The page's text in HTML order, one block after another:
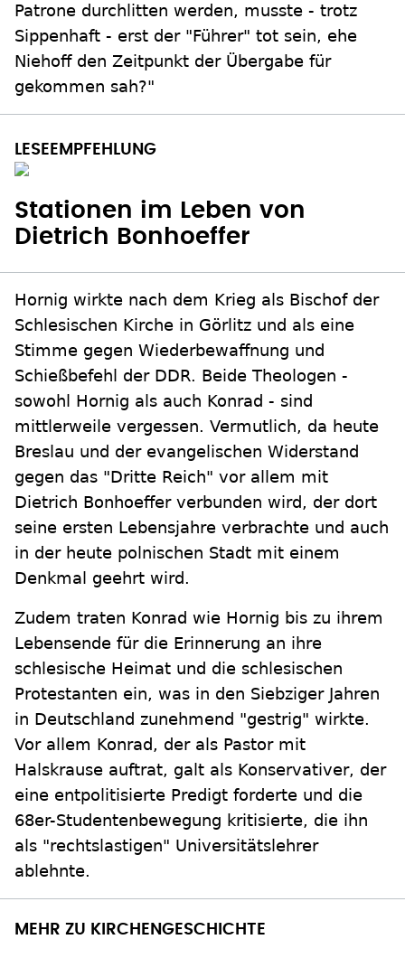
Patrone durchlitten werden, musste - trotz
Sippenhaft - erst der "Führer" tot sein, ehe
Niehoff den Zeitpunkt der Übergabe für
gekommen sah?"
Stationen im Leben von
Dietrich Bonhoeffer
Hornig wirkte nach dem Krieg als Bischof der
Schlesischen Kirche in Görlitz und als eine
Stimme gegen Wiederbewaffnung und
Schießbefehl der DDR. Beide Theologen -
sowohl Hornig als auch Konrad - sind
mittlerweile vergessen. Vermutlich, da heute
Breslau und der evangelischen Widerstand
gegen das "Dritte Reich" vor allem mit
Dietrich Bonhoeffer verbunden wird, der dort
seine ersten Lebensjahre verbrachte und auch
in der heute polnischen Stadt mit einem
Denkmal geehrt wird.
Zudem traten Konrad wie Hornig bis zu ihrem
Lebensende für die Erinnerung an ihre
schlesische Heimat und die schlesischen
Protestanten ein, was in den Siebziger Jahren
in Deutschland zunehmend "gestrig" wirkte.
Vor allem Konrad, der als Pastor mit
Halskrause auftrat, galt als Konservativer, der
eine entpolitisierte Predigt forderte und die
68er-Studentenbewegung kritisierte, die ihn
als "rechtslastigen" Universitätslehrer
ablehnte.
MEHR ZU KIRCHENGESCHICHTE